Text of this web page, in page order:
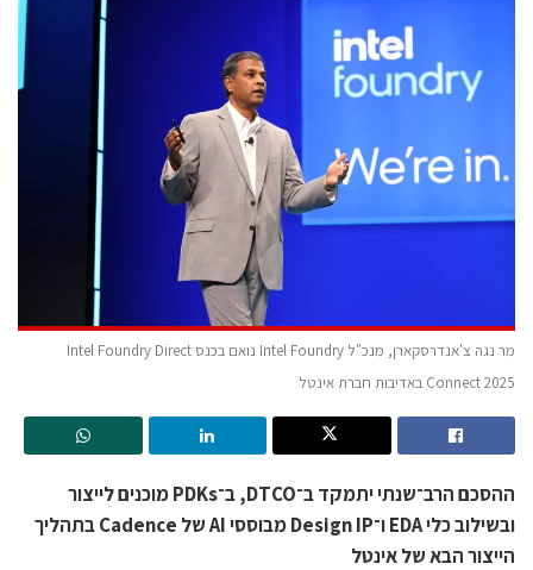
מר נגה צ'אנדרסקארן, מנכ"ל Intel Foundry נואם בכנס Intel Foundry Direct
Connect 2025 באדיבות חברת אינטל
ההסכם הרב־שנתי יתמקד ב־DTCO, ב־PDKs מוכנים לייצור
ובשילוב כלי EDA ו־Design IP מבוססי AI של Cadence בתהליך
הייצור הבא של אינטל